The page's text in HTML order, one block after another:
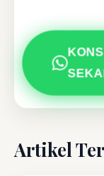
Artikel